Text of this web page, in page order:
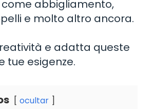
abbigliamento,
e molto altro ancora.
e adatta queste
tue esigenze.
ocultar